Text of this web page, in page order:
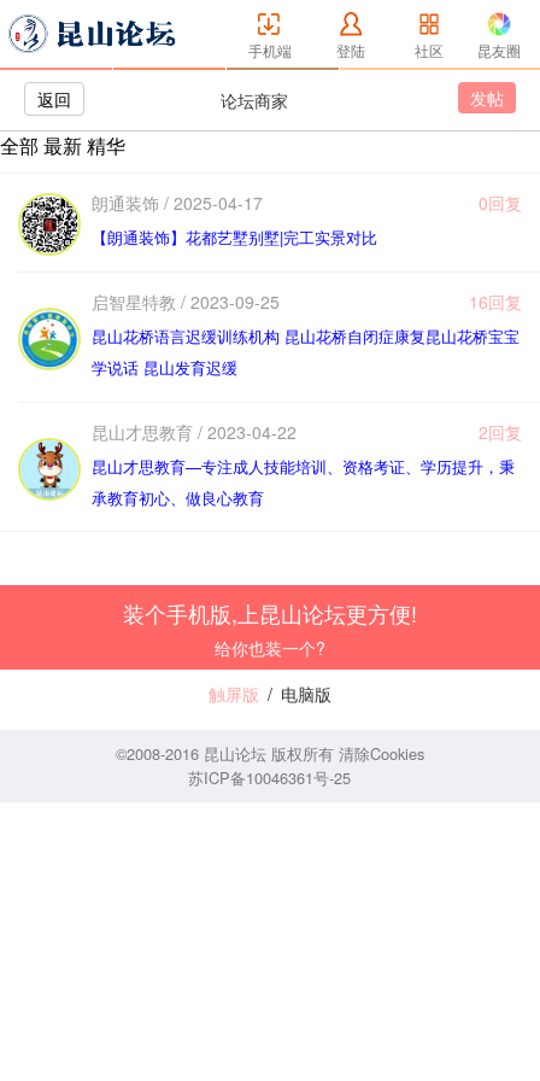
手机端 登陆 社区 昆友圈
返回 论坛商家 发帖
全部 最新精华
朗通装饰 / 2025-04-17 0回复
【朗通装饰】花都艺墅别墅|完工实景对比
启智星特教 / 2023-09-25 16回复
昆山花桥语言迟缓训练机构 昆山花桥自闭症康复昆山花桥宝宝
学说话 昆山发育迟缓
昆山才思教育 / 2023-04-22 2回复
昆山才思教育—专注成人技能培训、资格考证、学历提升，秉
承教育初心、做良心教育
装个手机版,上昆山论坛更方便!
给你也装一个?
触屏版 / 电脑版
©2008-2016 昆山论坛 版权所有 清除Cookies
苏ICP备10046361号-25